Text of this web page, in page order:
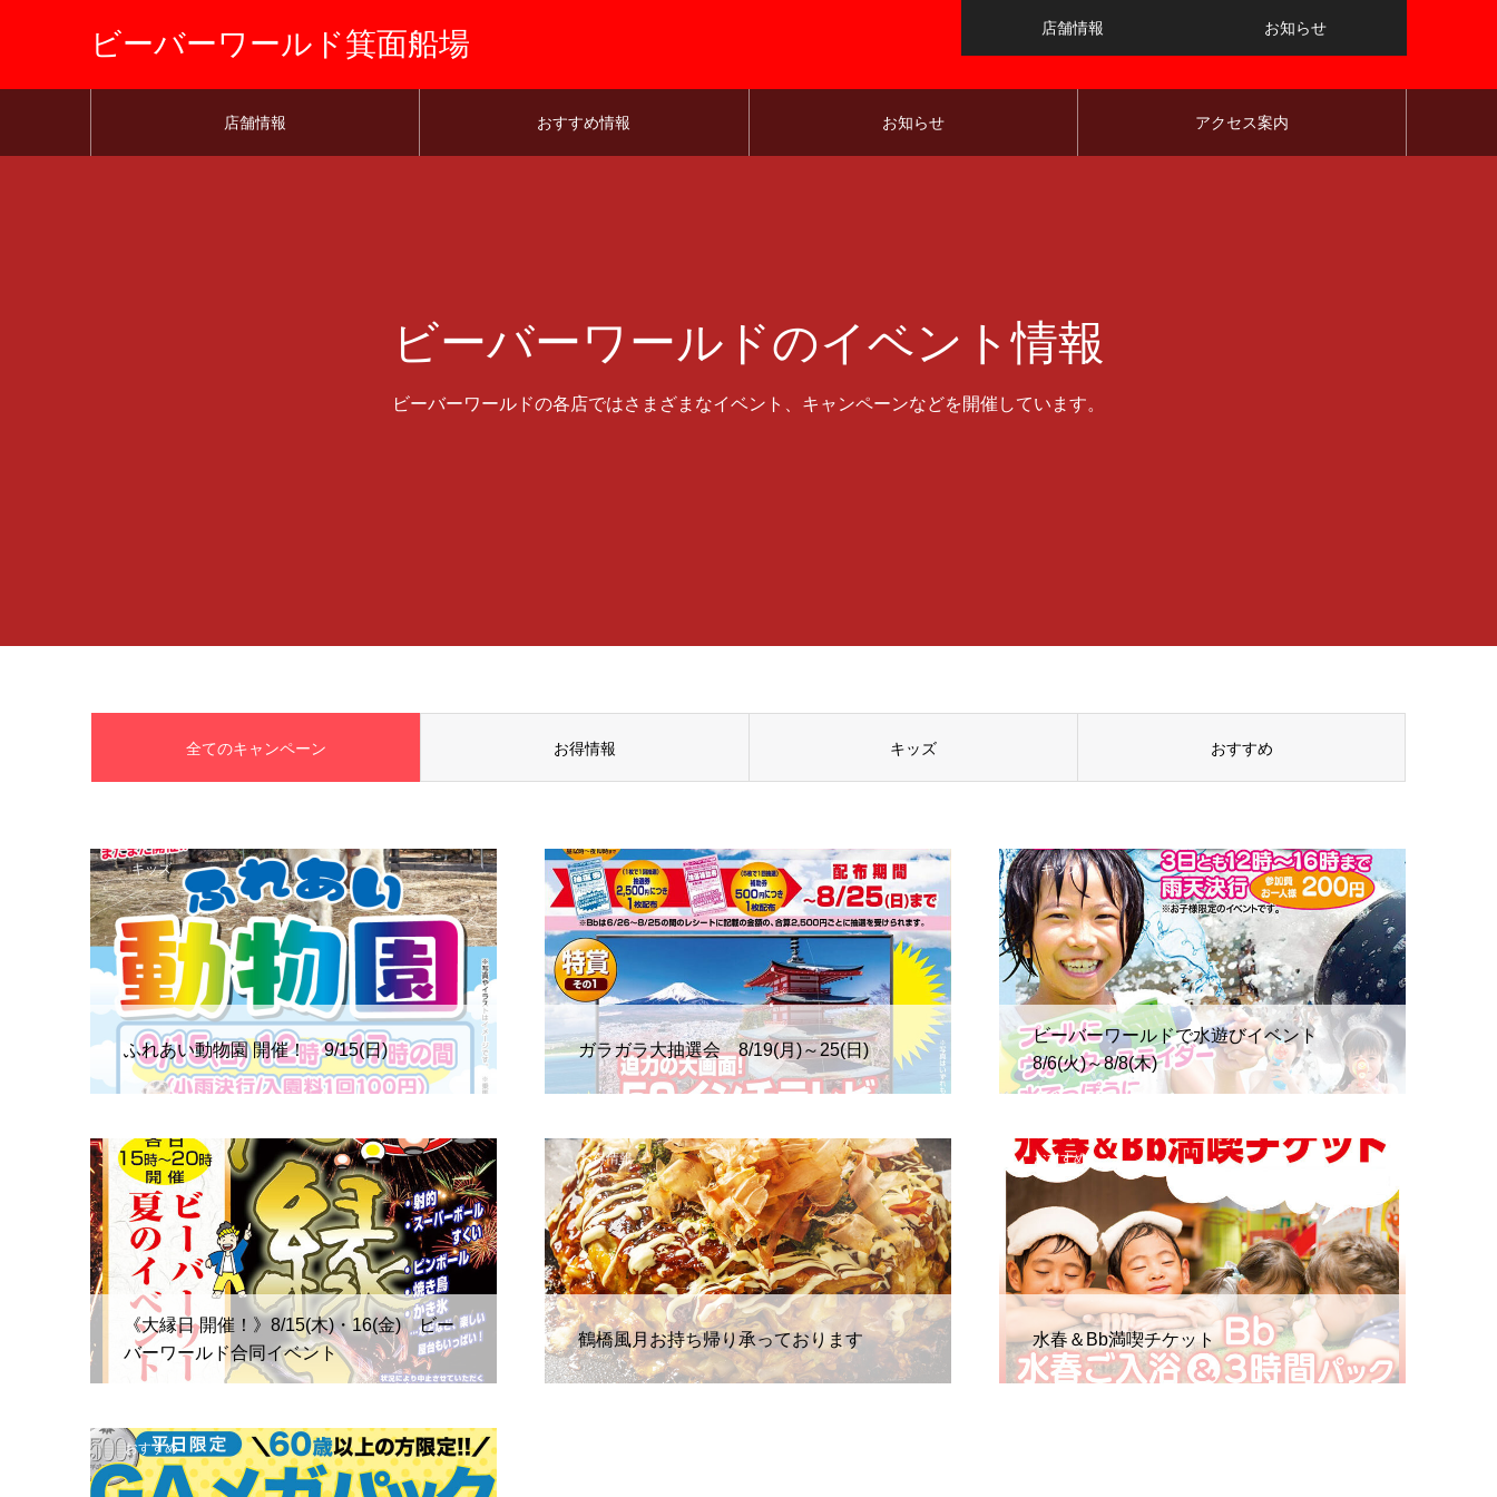
ビーバーワールド箕面船場 店舗情報 お知らせ
店舗情報 おすすめ情報 お知らせ アクセス案内
ビーバーワールドのイベント情報
ビーバーワールドの各店ではさまざまなイベント、キャンペーンなどを開催しています。
全てのキャンペーン お得情報 キッズ おすすめ
キッズ
ふれあい動物園 開催！ 9/15(日) ガラガラ大抽選会 8/19(月)～25(日)
キッズ
ビーバーワールドで水遊びイベント
8/6(火)～8/8(木)
《大縁日 開催！》8/15(木)・16(金) ビー
バーワールド合同イベント
お得情報
鶴橋風月お持ち帰り承っております
おすすめ
水春＆Bb満喫チケット
おすすめ